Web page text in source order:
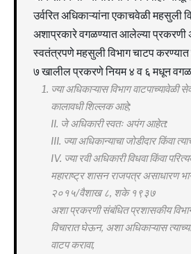
उर्वरित अधिकाऱ्यांना एकाचवेळी महसुली
अशाप्रकारे वगळण्यात आलेल्या प्रकरणी
स्वतंत्रपणे महसुली विभाग चाटप करण्यात
७ खालील प्रकरणे नियम ४ व ६ मधून
ज्या अधिकाऱ्यास विभाग वाटपाच्यावेळी
कालावधी शिल्लक आहे;
II. जे अधिकारी स्वतः अपंग आहेत:
III. ज्या अधिकान्याचा जोडीदार किंवा
IV. ज्या रवी अधिकारी विधवा किंवा
महाराष्ट्र शासन राजपत्र असाधारण
२०१५/वैशाख ८, शके १९३७
अशा प्रकरणी संबंधित प्रशासकीय
विचारात घेऊन, अशा अधिकाऱ्यास
वाटप करावा,